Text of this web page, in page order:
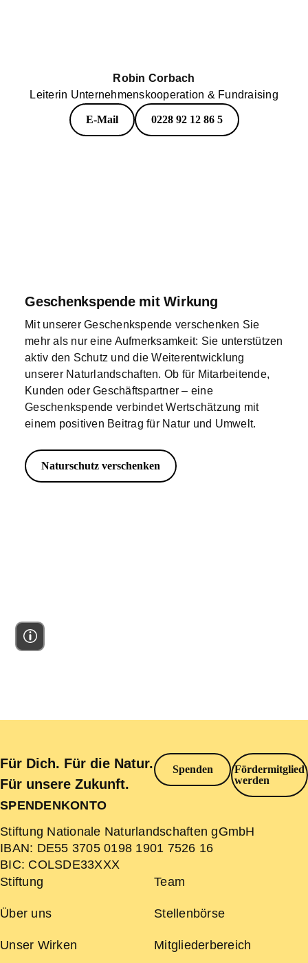
Robin Corbach
Leiterin Unternehmenskooperation & Fundraising
E-Mail 0228 92 12 86 5
Geschenkspende mit Wirkung
Mit unserer Geschenkspende verschenken Sie
mehr als nur eine Aufmerksamkeit: Sie unterstützen
aktiv den Schutz und die Weiterentwicklung
unserer Naturlandschaften. Ob für Mitarbeitende,
Kunden oder Geschäftspartner – eine
Geschenkspende verbindet Wertschätzung mit
einem positiven Beitrag für Natur und Umwelt.
Naturschutz verschenken
Für Dich. Für die Natur.
Für unsere Zukunft.
Spenden
Fördermitglied
werden
SPENDENKONTO
Stiftung Nationale Naturlandschaften gGmbH
IBAN: DE55 3705 0198 1901 7526 16
BIC: COLSDE33XXX
Stiftung
Team
Über uns Stellenbörse
Unser Wirken Mitgliederbereich